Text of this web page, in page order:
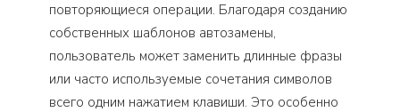
повторяющиеся операции. Благодаря созданию
собственных шаблонов автозамены,
пользователь может заменить длинные фразы
или часто используемые сочетания символов
всего одним нажатием клавиши. Это особенно